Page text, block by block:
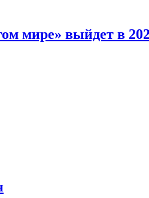
мире» выйдет в